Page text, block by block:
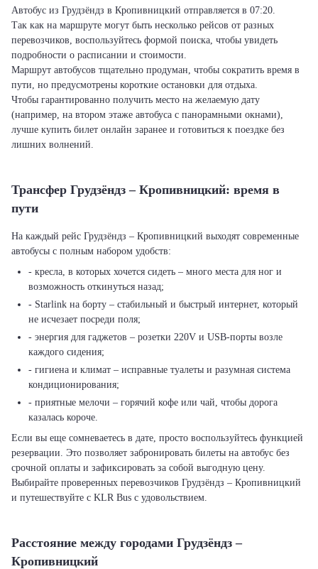
Автобус из Грудзёндз в Кропивницкий отправляется в 07:20.
Так как на маршруте могут быть несколько рейсов от разных
перевозчиков, воспользуйтесь формой поиска, чтобы увидеть
подробности о расписании и стоимости.
Маршрут автобусов тщательно продуман, чтобы сократить время в
пути, но предусмотрены короткие остановки для отдыха.
Чтобы гарантированно получить место на желаемую дату
(например, на втором этаже автобуса с панорамными окнами),
лучше купить билет онлайн заранее и готовиться к поездке без
лишних волнений.
Трансфер Грудзёндз – Кропивницкий: время в
пути
На каждый рейс Грудзёндз – Кропивницкий выходят современные
автобусы с полным набором удобств:
- кресла, в которых хочется сидеть – много места для ног и
возможность откинуться назад;
- Starlink на борту – стабильный и быстрый интернет, который
не исчезает посреди поля;
- энергия для гаджетов – розетки 220V и USB-порты возле
каждого сидения;
- гигиена и климат – исправные туалеты и разумная система
кондиционирования;
- приятные мелочи – горячий кофе или чай, чтобы дорога
казалась короче.
Если вы еще сомневаетесь в дате, просто воспользуйтесь функцией
резервации. Это позволяет забронировать билеты на автобус без
срочной оплаты и зафиксировать за собой выгодную цену.
Выбирайте проверенных перевозчиков Грудзёндз – Кропивницкий
и путешествуйте с KLR Bus с удовольствием.
Расстояние между городами Грудзёндз –
Кропивницкий